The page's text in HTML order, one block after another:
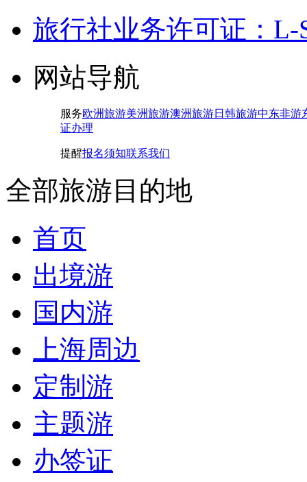
旅行社业务许可证：L-
网站导航
服务欧洲旅游美洲旅游澳洲旅游日韩旅游中东非游
证办理
提醒报名须知联系我们
全部旅游目的地
首页
出境游
国内游
上海周边
定制游
主题游
办签证